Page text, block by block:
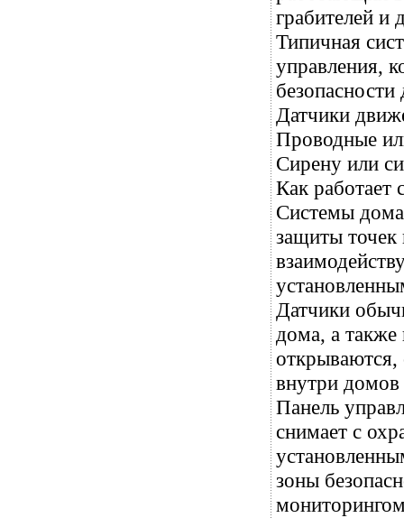
грабителей
Типичная
управления,
Датчики
Проводные
Сирену или
Как работает
Системы
защиты
Датчики
дома, а также
открываются,
внутри
Панель
снимает с
зоны